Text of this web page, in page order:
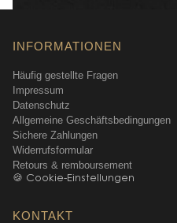
INFORMATIONEN
Häufig gestellte Fragen
Impressum
Datenschutz
Allgemeine Geschäftsbedingungen
Sichere Zahlungen
Widerrufsformular
Retours & remboursement
🍪 Cookie-Einstellungen
KONTAKT